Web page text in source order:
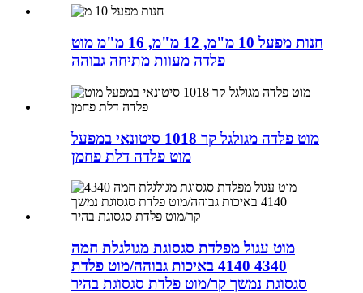
חנות מפעל 10 מ"מ, 12 מ"מ, 16 מ"מ מוט
פלדה מעוות מתיחה גבוהה
מוט פלדה מגולגל קר 1018 סיטונאי במפעל
מוט פלדה דלת פחמן
מוט עגול מפלדת סגסוגת מגולגלת חמה
4340 4140 באיכות גבוהה/מוט פלדת
סגסוגת נמשך קר/מוט פלדת סגסוגת בהיר